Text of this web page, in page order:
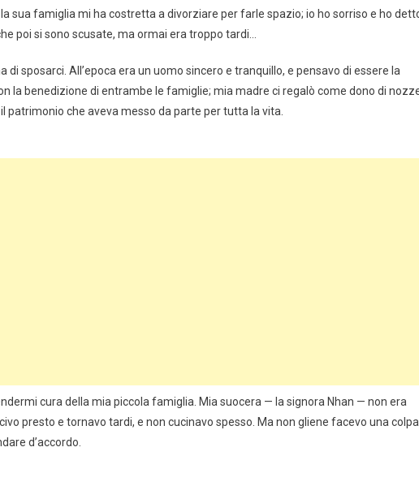
sua famiglia mi ha costretta a divorziare per farle spazio; io ho sorriso e ho
poi si sono scusate, ma ormai era troppo tardi…
di sposarci. All’epoca era un uomo sincero e tranquillo, e pensavo di essere la
la benedizione di entrambe le famiglie; mia madre ci regalò come dono di
patrimonio che aveva messo da parte per tutta la vita.
cura della mia piccola famiglia. Mia suocera — la signora Nhan — non era
presto e tornavo tardi, e non cucinavo spesso. Ma non gliene facevo una
d’accordo.